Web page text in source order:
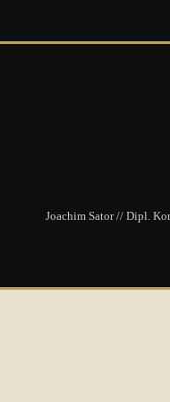
Joachim Sator // Dipl.